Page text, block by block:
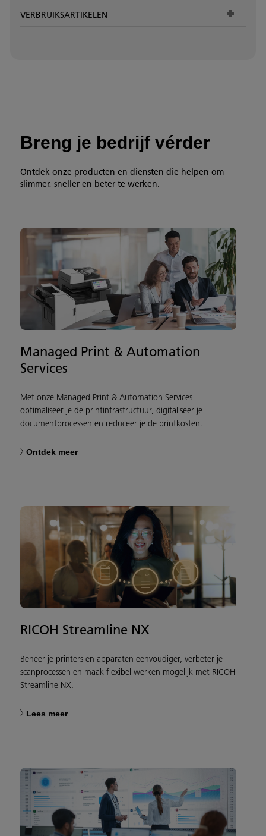
VERBRUIKSARTIKELEN
Breng je bedrijf vérder
Ontdek onze producten en diensten die helpen om
slimmer, sneller en beter te werken.
Managed Print & Automation
Services
Met onze Managed Print & Automation Services
optimaliseer je de printinfrastructuur, digitaliseer je
documentprocessen en reduceer je de printkosten.
Ontdek meer
RICOH Streamline NX
Beheer je printers en apparaten eenvoudiger, verbeter je
scanprocessen en maak flexibel werken mogelijk met RICOH
Streamline NX.
Lees meer